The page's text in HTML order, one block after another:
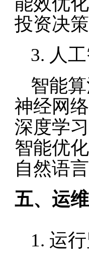
投资决
3. 人
智能
神经网
深度学
智能优
自然语
五、运
1. 运